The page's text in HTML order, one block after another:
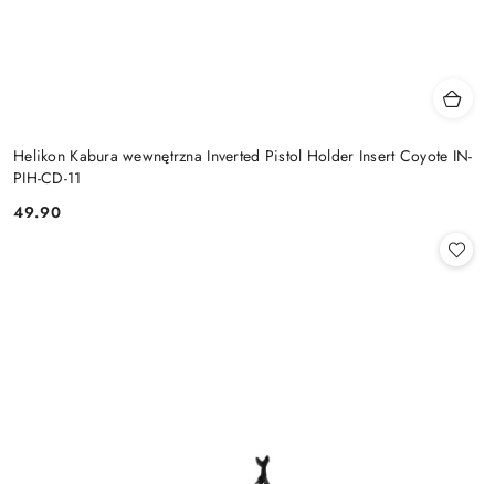
Helikon Kabura wewnętrzna Inverted Pistol Holder Insert Coyote IN-
PIH-CD-11
Cena:
49.90